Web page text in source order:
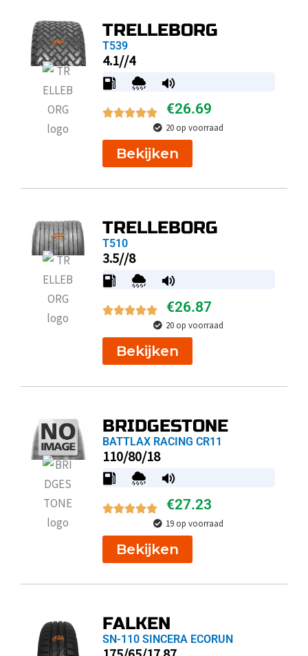
TRELLEBORG
T539
4.1//4
€26.69
20 op voorraad
Bekijken
TRELLEBORG
T510
3.5//8
€26.87
20 op voorraad
Bekijken
BRIDGESTONE
BATTLAX RACING CR11
110/80/18
€27.23
19 op voorraad
Bekijken
FALKEN
SN-110 SINCERA ECORUN